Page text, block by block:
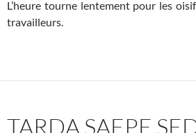
L’heure tourne lentement pour les
travailleurs.
TARDA SAEPE